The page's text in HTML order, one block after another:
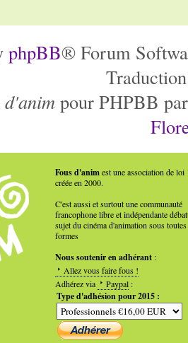
phpBB® Forum
d'anim pour PHPBB
Fous d'animest une association de loi
créée en 2000.
C'est aussi et surtout une communauté
francophone libre et indépendante
sujet du cinéma d'animation sous toutes
formes
Nous soutenir en adhérant :
Allez vous faire fous !
Adhérez via
Paypal :
Type d'adhésion pour 2015 :